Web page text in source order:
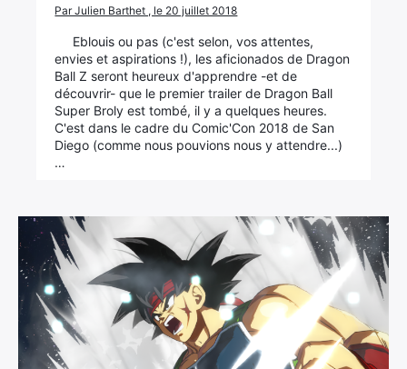
Par Julien Barthet , le 20 juillet 2018
Eblouis ou pas (c'est selon, vos attentes,
envies et aspirations !), les aficionados de Dragon
Ball Z seront heureux d'apprendre -et de
découvrir- que le premier trailer de Dragon Ball
Super Broly est tombé, il y a quelques heures.
C'est dans le cadre du Comic'Con 2018 de San
Diego (comme nous pouvions nous y attendre...)
…